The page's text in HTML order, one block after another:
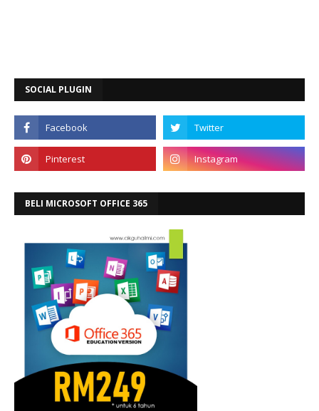
SOCIAL PLUGIN
BELI MICROSOFT OFFICE 365